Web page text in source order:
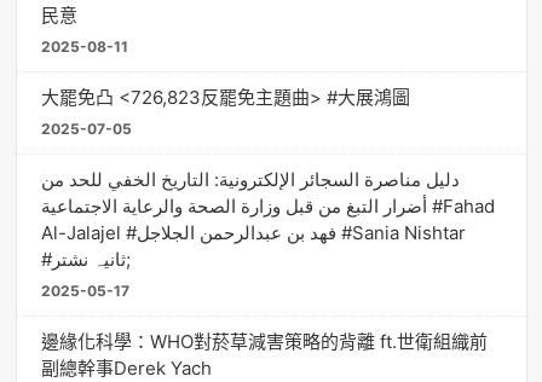
民意
2025-08-11
大罷免凸 <726,823反罷免主題曲> #大展鴻圖
2025-07-05
دليل مناصرة السجائر الإلكترونية: التاريخ الخفي للحد من
أضرار التبغ من قبل وزارة الصحة والرعاية الاجتماعية #Fahad
Al-Jalajel #فهد بن عبدالرحمن الجلاجل #Sania Nishtar
#ثانیہ نشتر;
2025-05-17
邊緣化科學：WHO對菸草減害策略的背離 ft.世衛組織前
副總幹事Derek Yach